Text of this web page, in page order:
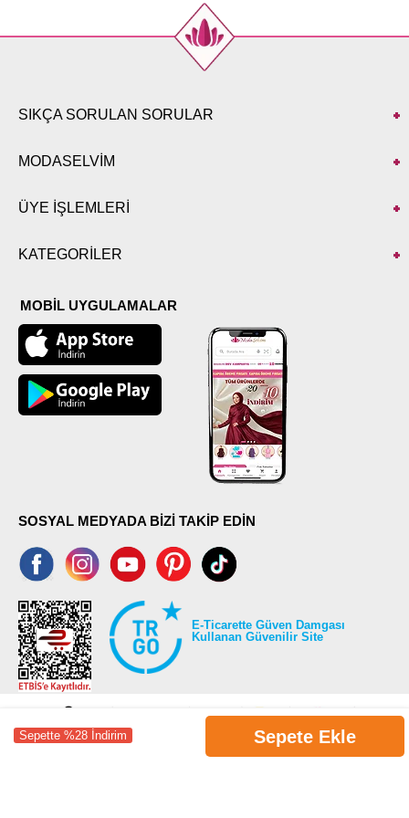
Sepette %28 İndirim Sepete Ekle
SIKÇA SORULAN SORULAR
MODASELVİM
ÜYE İŞLEMLERİ
KATEGORİLER
MOBİL UYGULAMALAR
SOSYAL MEDYADA BİZİ TAKİP EDİN
E-Ticarette Güven Damgası
Kullanan Güvenilir Site
©2026 Tüm modaselvim.com hakları saklıdır.